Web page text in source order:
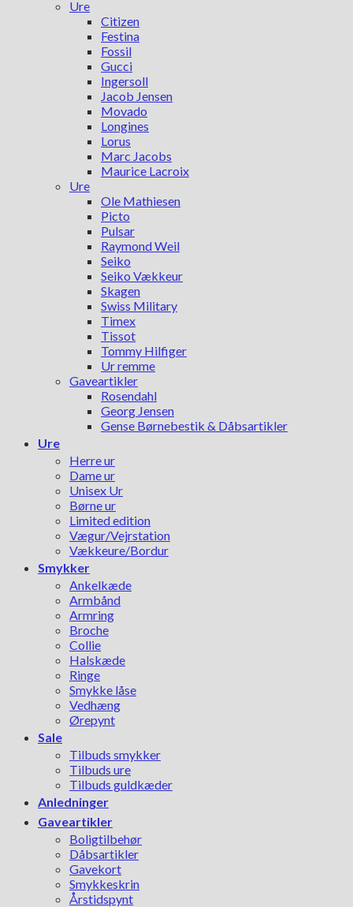
Ure
Citizen
Festina
Fossil
Gucci
Ingersoll
Jacob Jensen
Movado
Longines
Lorus
Marc Jacobs
Maurice Lacroix
Ure
Ole Mathiesen
Picto
Pulsar
Raymond Weil
Seiko
Seiko Vækkeur
Skagen
Swiss Military
Timex
Tissot
Tommy Hilfiger
Ur remme
Gaveartikler
Rosendahl
Georg Jensen
Gense Børnebestik & Dåbsartikler
Ure
Herre ur
Dame ur
Unisex Ur
Børne ur
Limited edition
Vægur/Vejrstation
Vækkeure/Bordur
Smykker
Ankelkæde
Armbånd
Armring
Broche
Collie
Halskæde
Ringe
Smykke låse
Vedhæng
Ørepynt
Sale
Tilbuds smykker
Tilbuds ure
Tilbuds guldkæder
Anledninger
Gaveartikler
Boligtilbehør
Dåbsartikler
Gavekort
Smykkeskrin
Årstidspynt